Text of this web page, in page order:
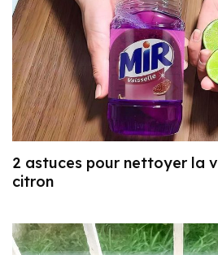
2 astuces pour nettoyer la
citron